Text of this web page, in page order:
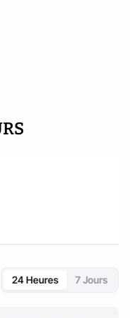
24 Heures 7 Jours